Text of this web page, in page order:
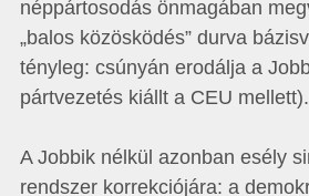
néppártosodás önmagában
„balos közösködés” durva
tényleg: csúnyán erodálja a
pártvezetés kiállt a CEU mellett).
A Jobbik nélkül azonban esély
rendszer korrekciójára: a